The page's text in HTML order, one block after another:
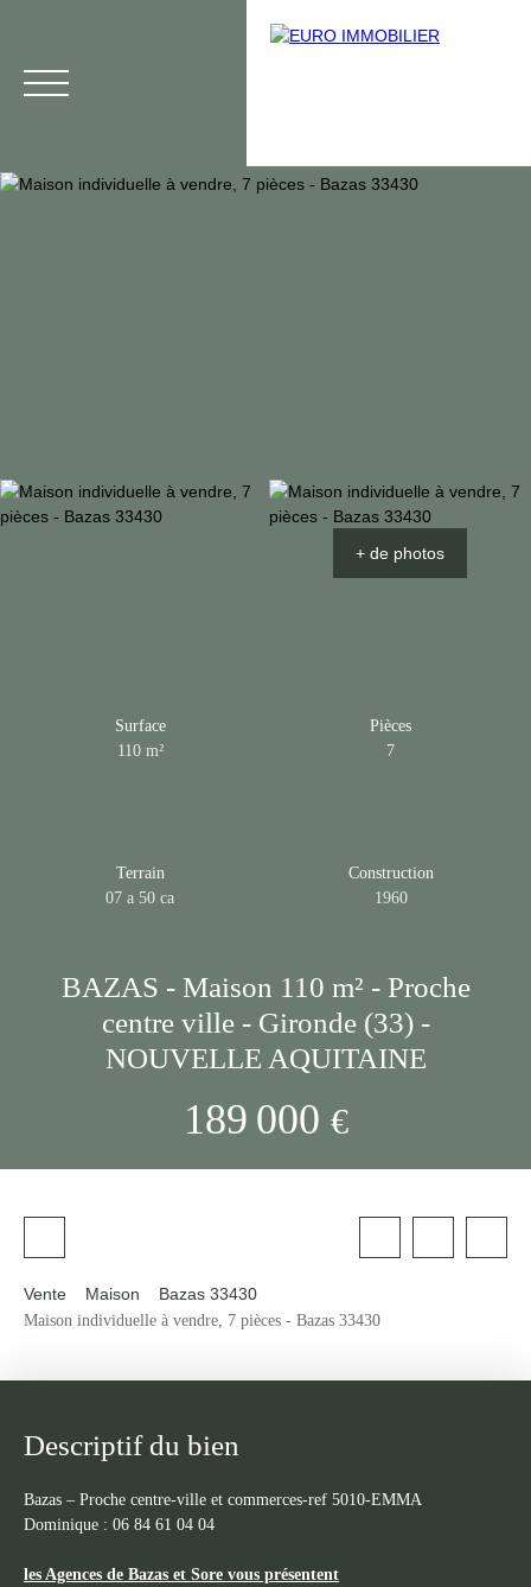
+ de photos
Surface
110 m²
Pièces
7
Terrain
07 a 50 ca
Construction
1960
BAZAS - Maison 110 m² - Proche
centre ville - Gironde (33) -
NOUVELLE AQUITAINE
189 000 €
Vente Maison
Bazas 33430
Maison individuelle à vendre, 7 pièces - Bazas 33430
Descriptif du bien
Bazas – Proche centre-ville et commerces-ref 5010-EMMA
Dominique : 06 84 61 04 04
les Agences de Bazas et Sore vous présentent